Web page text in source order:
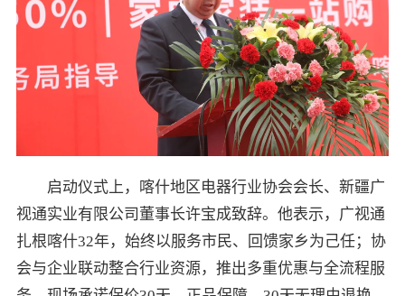
启动仪式上，喀什地区电器行业协会会长、新疆广
视通实业有限公司董事长许宝成致辞。他表示，广视通
扎根喀什32年，始终以服务市民、回馈家乡为己任；协
会与企业联动整合行业资源，推出多重优惠与全流程服